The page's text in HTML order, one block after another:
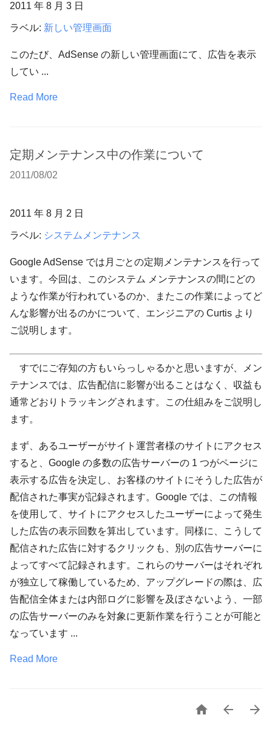
2011 年 8 月 3 日
ラベル: 新しい管理画面
このたび、AdSense の新しい管理画面にて、広告を表示
してい ...
Read More
定期メンテナンス中の作業について
2011/08/02
2011 年 8 月 2 日
ラベル: システムメンテナンス
Google AdSense では月ごとの定期メンテナンスを行って
います。今回は、このシステム メンテナンスの間にどの
ような作業が行われているのか、またこの作業によってど
んな影響が出るのかについて、エンジニアの Curtis より
ご説明します。
すでにご存知の方もいらっしゃるかと思いますが、メン
テナンスでは、広告配信に影響が出ることはなく、収益も
通常どおりトラッキングされます。この仕組みをご説明し
ます。
まず、あるユーザーがサイト運営者様のサイトにアクセス
すると、Google の多数の広告サーバーの 1 つがページに
表示する広告を決定し、お客様のサイトにそうした広告が
配信された事実が記録されます。Google では、この情報
を使用して、サイトにアクセスしたユーザーによって発生
した広告の表示回数を算出しています。同様に、こうして
配信された広告に対するクリックも、別の広告サーバーに
よってすべて記録されます。これらのサーバーはそれぞれ
が独立して稼働しているため、アップグレードの際は、広
告配信全体または内部ログに影響を及ぼさないよう、一部
の広告サーバーのみを対象に更新作業を行うことが可能と
なっています ...
Read More
  